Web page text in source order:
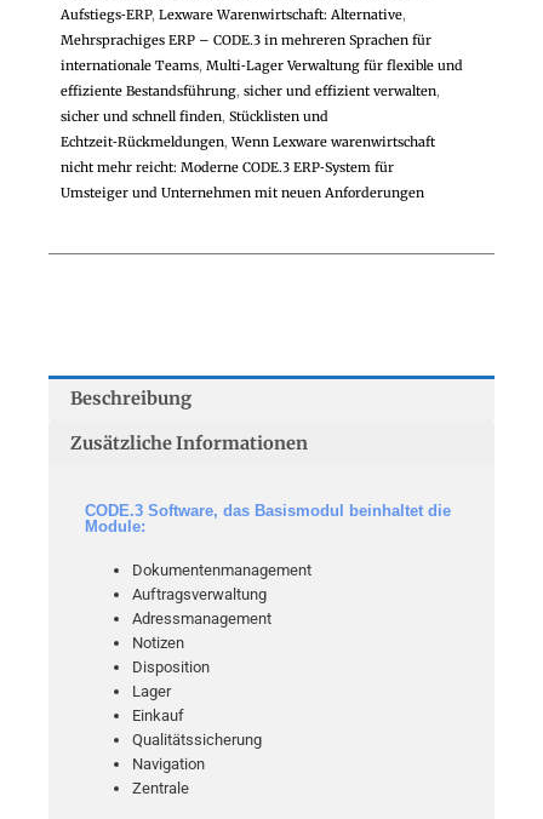
Aufstiegs‑ERP, Lexware Warenwirtschaft: Alternative,
Mehrsprachiges ERP – CODE.3 in mehreren Sprachen für
internationale Teams, Multi‑Lager Verwaltung für flexible und
effiziente Bestandsführung, sicher und effizient verwalten,
sicher und schnell finden, Stücklisten und
Echtzeit‑Rückmeldungen,Wenn Lexware warenwirtschaft
nicht mehr reicht: Moderne CODE.3 ERP‑System für
Umsteiger und Unternehmen mit neuen Anforderungen
Beschreibung
Zusätzliche Informationen
CODE.3 Software, das Basismodul beinhaltet die
Module:
Dokumentenmanagement
Auftragsverwaltung
Adressmanagement
Notizen
Disposition
Lager
Einkauf
Qualitätssicherung
Navigation
Zentrale